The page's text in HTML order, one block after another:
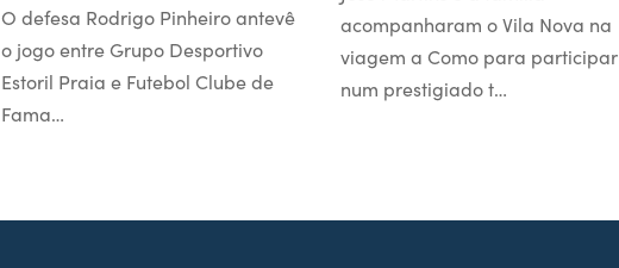
O defesa Rodrigo Pinheiro antevê
o jogo entre Grupo Desportivo
Estoril Praia e Futebol Clube de
Fama…
acompanharam o Vila Nova na
viagem a Como para participar
num prestigiado t…